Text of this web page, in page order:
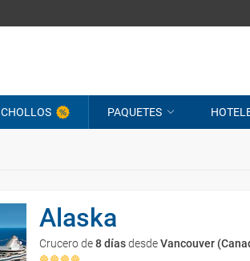
CHOLLOS PAQUETES
Alaska
Crucero de8 díasdesdeVancouver